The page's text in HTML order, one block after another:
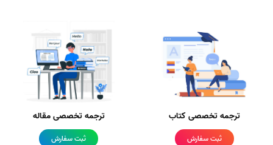
ترجمه تخصصی کتاب
ثبت سفارش
ترجمه تخصصی مقاله
ثبت سفارش